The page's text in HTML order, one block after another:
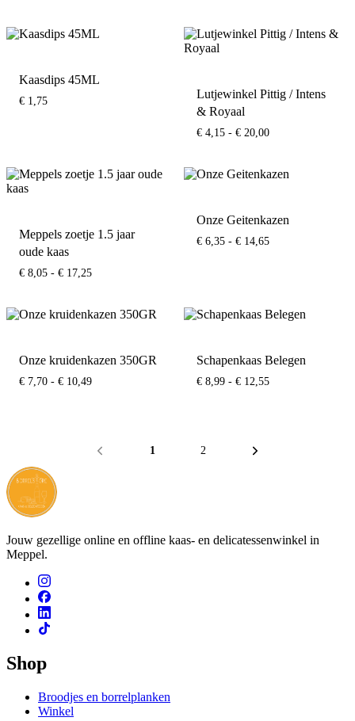
€ 14,95
Kaasdips 45ML
€ 1,75
Lutjewinkel Pittig / Intens
& Royaal
€ 4,15 - € 20,00Prijsklasse:
€ 20,00
Meppels zoetje 1.5 jaar
oude kaas
€ 8,05 - € 17,25Prijsklasse:
€ 17,25
Onze Geitenkazen
€ 6,35 - € 14,65Prijsklasse:
Onze kruidenkazen 350GR
€ 7,70 - € 10,49Prijsklasse:
Schapenkaas Belegen
€ 8,99 - € 12,55Prijsklasse:
1 2
Jouw gezellige online en offline kaas- en delicatessenwinkel in
Meppel.
Shop
Broodjes en borrelplanken
Winkel